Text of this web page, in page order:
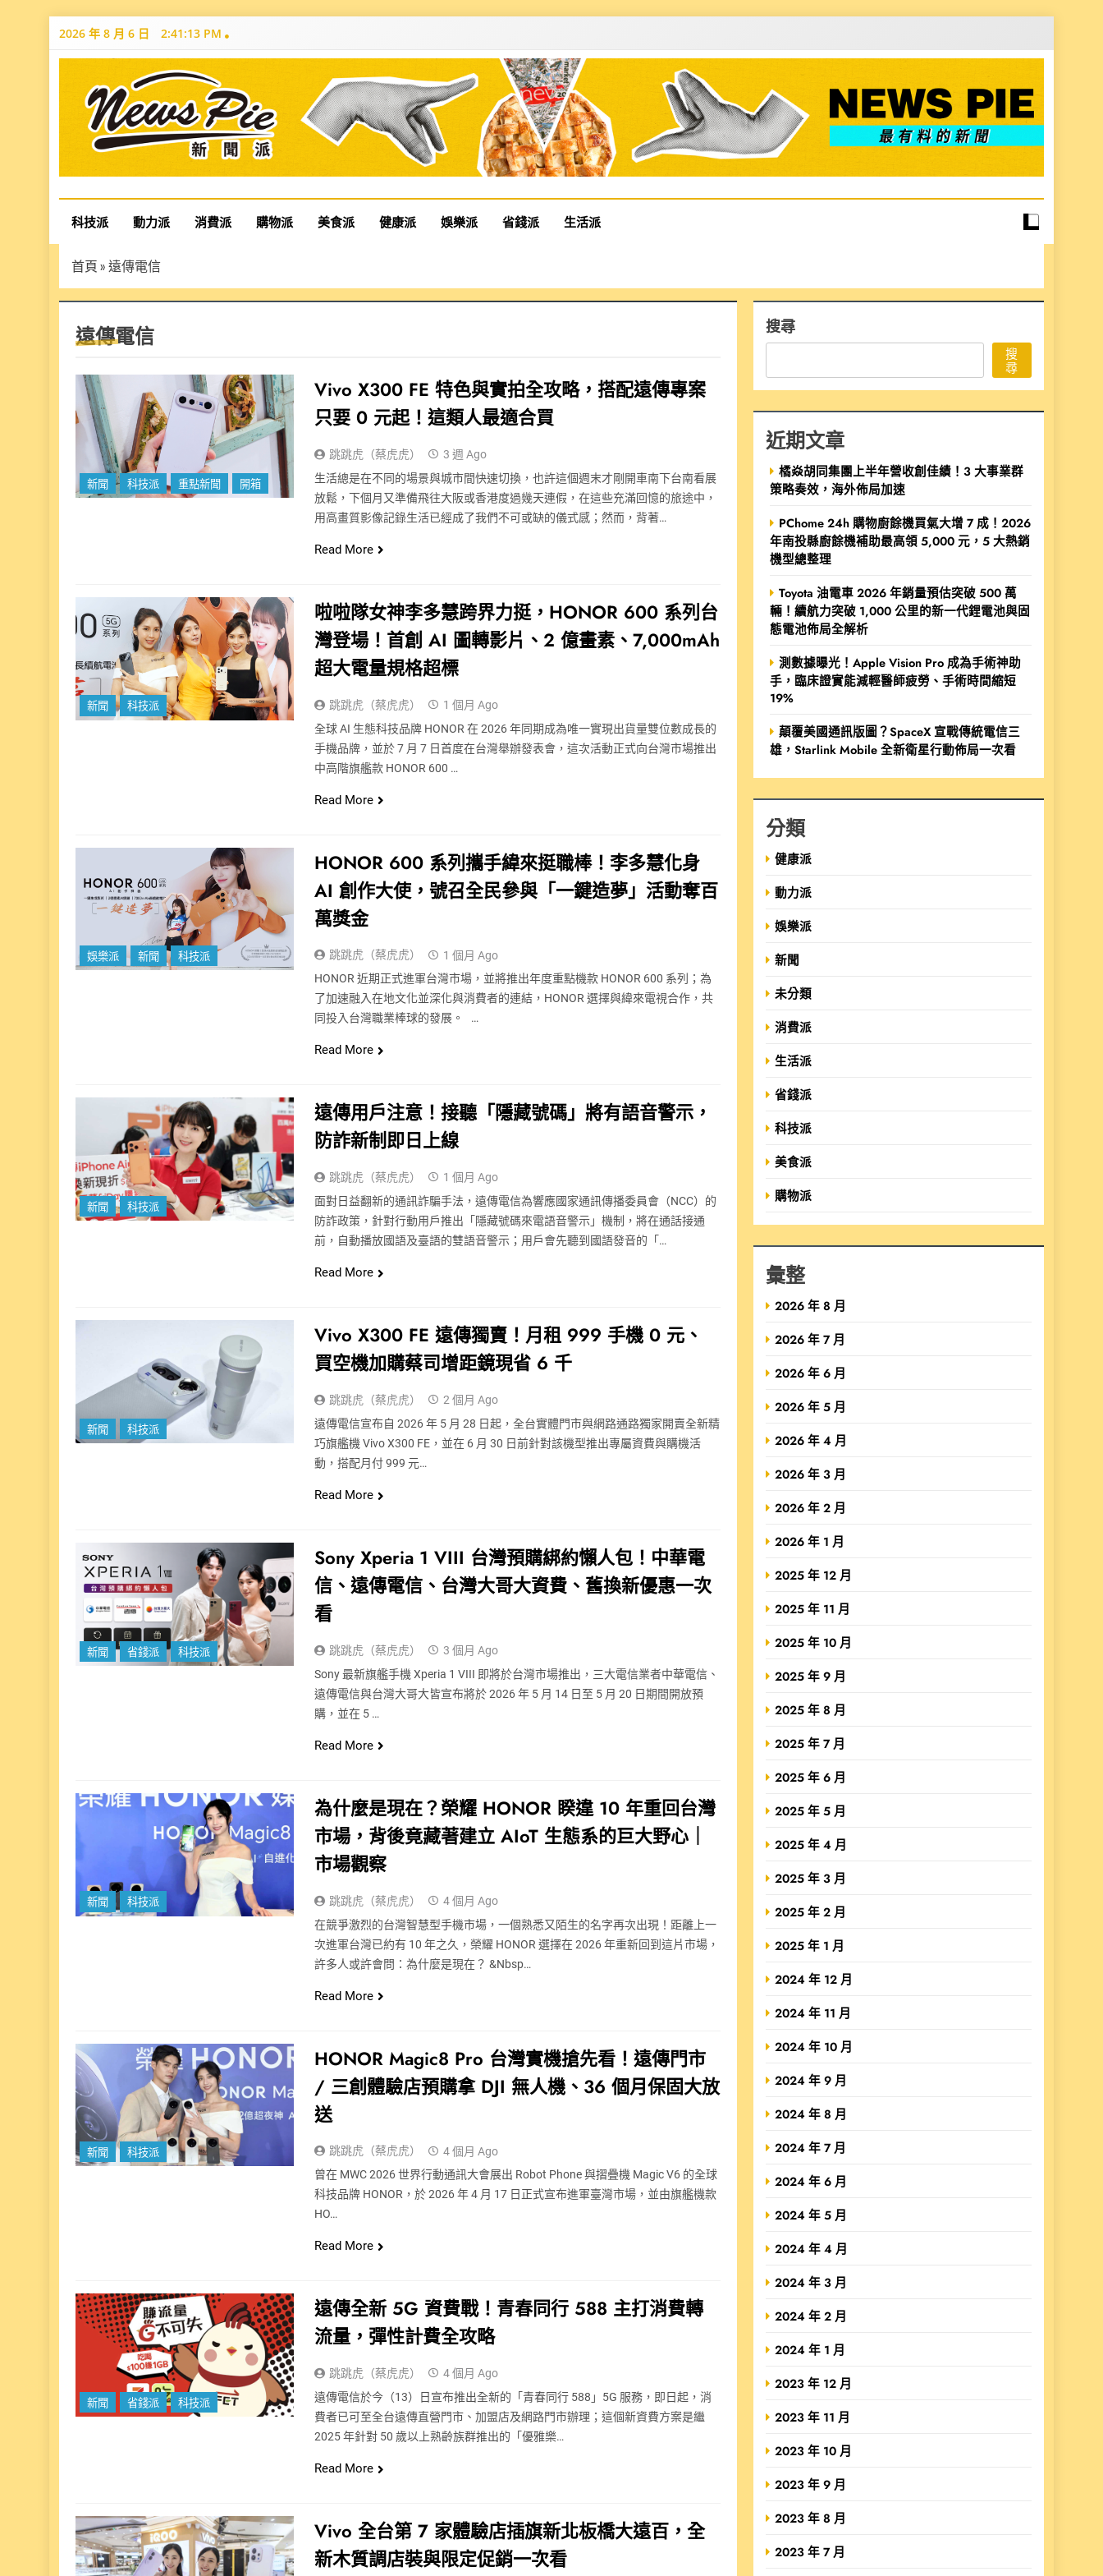
Skip
2026 年 8 月 6 日 2:41:14 PM
News Pie
最有料的新聞
科技派 動力派 消費派 購物派 美食派 健康派 娛樂派 省錢派 生活派
首頁 » 遠傳電信
遠傳電信
新聞 科技派 重點新聞 開箱
Vivo X300 FE 特色與實拍全攻略，搭配遠傳專案
只要 0 元起！這類人最適合買
跳跳虎（蔡虎虎）
3 週 Ago
生活總是在不同的場景與城市間快速切換，也許這個週末才剛開車南下台南看展
放鬆，下個月又準備飛往大阪或香港度過幾天連假，在這些充滿回憶的旅途中，
用高畫質影像記錄生活已經成了我們不可或缺的儀式感；然而，背著…
Read More
新聞 科技派
啦啦隊女神李多慧跨界力挺，HONOR 600 系列台
灣登場！首創 AI 圖轉影片、2 億畫素、7,000mAh
超大電量規格超標
跳跳虎（蔡虎虎）
1 個月 Ago
全球 AI 生態科技品牌 HONOR 在 2026 年同期成為唯一實現出貨量雙位數成長的
手機品牌，並於 7 月 7 日首度在台灣舉辦發表會，這次活動正式向台灣市場推出
中高階旗艦款 HONOR 600 …
Read More
娛樂派 新聞 科技派
HONOR 600 系列攜手緯來挺職棒！李多慧化身
AI 創作大使，號召全民參與「一鍵造夢」活動奪百
萬獎金
跳跳虎（蔡虎虎）
1 個月 Ago
HONOR 近期正式進軍台灣市場，並將推出年度重點機款 HONOR 600 系列；為
了加速融入在地文化並深化與消費者的連結，HONOR 選擇與緯來電視合作，共
同投入台灣職業棒球的發展。 …
Read More
新聞 科技派
遠傳用戶注意！接聽「隱藏號碼」將有語音警示，
防詐新制即日上線
跳跳虎（蔡虎虎）
1 個月 Ago
面對日益翻新的通訊詐騙手法，遠傳電信為響應國家通訊傳播委員會（NCC）的
防詐政策，針對行動用戶推出「隱藏號碼來電語音警示」機制，將在通話接通
前，自動播放國語及臺語的雙語音警示；用戶會先聽到國語發音的「…
Read More
新聞 科技派
Vivo X300 FE 遠傳獨賣！月租 999 手機 0 元、
買空機加購蔡司增距鏡現省 6 千
跳跳虎（蔡虎虎）
2 個月 Ago
遠傳電信宣布自 2026 年 5 月 28 日起，全台實體門市與網路通路獨家開賣全新精
巧旗艦機 Vivo X300 FE，並在 6 月 30 日前針對該機型推出專屬資費與購機活
動，搭配月付 999 元…
Read More
新聞 省錢派 科技派
Sony Xperia 1 VIII 台灣預購綁約懶人包！中華電
信、遠傳電信、台灣大哥大資費、舊換新優惠一次
看
跳跳虎（蔡虎虎）
3 個月 Ago
Sony 最新旗艦手機 Xperia 1 VIII 即將於台灣市場推出，三大電信業者中華電信、
遠傳電信與台灣大哥大皆宣布將於 2026 年 5 月 14 日至 5 月 20 日期間開放預
購，並在 5 …
Read More
新聞 科技派
為什麼是現在？榮耀 HONOR 睽違 10 年重回台灣
市場，背後竟藏著建立 AIoT 生態系的巨大野心｜
市場觀察
跳跳虎（蔡虎虎）
4 個月 Ago
在競爭激烈的台灣智慧型手機市場，一個熟悉又陌生的名字再次出現！距離上一
次進軍台灣已約有 10 年之久，榮耀 HONOR 選擇在 2026 年重新回到這片市場，
許多人或許會問：為什麼是現在？ &nbsp…
Read More
新聞 科技派
HONOR Magic8 Pro 台灣實機搶先看！遠傳門市
/ 三創體驗店預購拿 DJI 無人機、36 個月保固大放
送
跳跳虎（蔡虎虎）
4 個月 Ago
曾在 MWC 2026 世界行動通訊大會展出 Robot Phone 與摺疊機 Magic V6 的全球
科技品牌 HONOR，於 2026 年 4 月 17 日正式宣布進軍臺灣市場，並由旗艦機款
HO…
Read More
新聞 省錢派 科技派
遠傳全新 5G 資費戰！青春同行 588 主打消費轉
流量，彈性計費全攻略
跳跳虎（蔡虎虎）
4 個月 Ago
遠傳電信於今（13）日宣布推出全新的「青春同行 588」5G 服務，即日起，消
費者已可至全台遠傳直營門市、加盟店及網路門市辦理；這個新資費方案是繼
2025 年針對 50 歲以上熟齡族群推出的「優雅樂…
Read More
Vivo 全台第 7 家體驗店插旗新北板橋大遠百，全
新木質調店裝與限定促銷一次看
搜尋
搜
尋
近期文章
橘焱胡同集團上半年營收創佳績！3 大事業群
策略奏效，海外佈局加速
PChome 24h 購物廚餘機買氣大增 7 成！2026
年南投縣廚餘機補助最高領 5,000 元，5 大熱銷
機型總整理
Toyota 油電車 2026 年銷量預估突破 500 萬
輛！續航力突破 1,000 公里的新一代鋰電池與固
態電池佈局全解析
測數據曝光！Apple Vision Pro 成為手術神助
手，臨床證實能減輕醫師疲勞、手術時間縮短
19%
顛覆美國通訊版圖？SpaceX 宣戰傳統電信三
雄，Starlink Mobile 全新衛星行動佈局一次看
分類
健康派
動力派
娛樂派
新聞
未分類
消費派
生活派
省錢派
科技派
美食派
購物派
彙整
2026 年 8 月
2026 年 7 月
2026 年 6 月
2026 年 5 月
2026 年 4 月
2026 年 3 月
2026 年 2 月
2026 年 1 月
2025 年 12 月
2025 年 11 月
2025 年 10 月
2025 年 9 月
2025 年 8 月
2025 年 7 月
2025 年 6 月
2025 年 5 月
2025 年 4 月
2025 年 3 月
2025 年 2 月
2025 年 1 月
2024 年 12 月
2024 年 11 月
2024 年 10 月
2024 年 9 月
2024 年 8 月
2024 年 7 月
2024 年 6 月
2024 年 5 月
2024 年 4 月
2024 年 3 月
2024 年 2 月
2024 年 1 月
2023 年 12 月
2023 年 11 月
2023 年 10 月
2023 年 9 月
2023 年 8 月
2023 年 7 月